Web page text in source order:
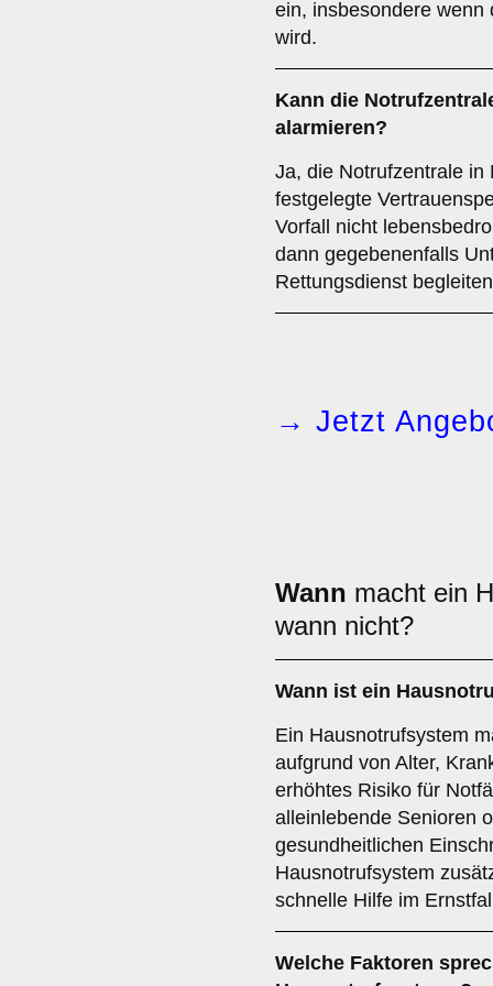
ein, insbesondere wenn
wird.
Kann die
alarmieren?
Ja, die Notrufzentrale in
festgelegte
Vorfall nicht
dann gegebenenfalls
Rettungsdienst
→ Jetzt
Wann macht ein
wann nicht?
Wann ist ein
Ein Hausnotrufsystem
aufgrund von Alter,
erhöhtes Risiko für
alleinlebende Senioren
gesundheitlichen
Hausnotrufsystem
schnelle Hilfe im
Welche Faktoren